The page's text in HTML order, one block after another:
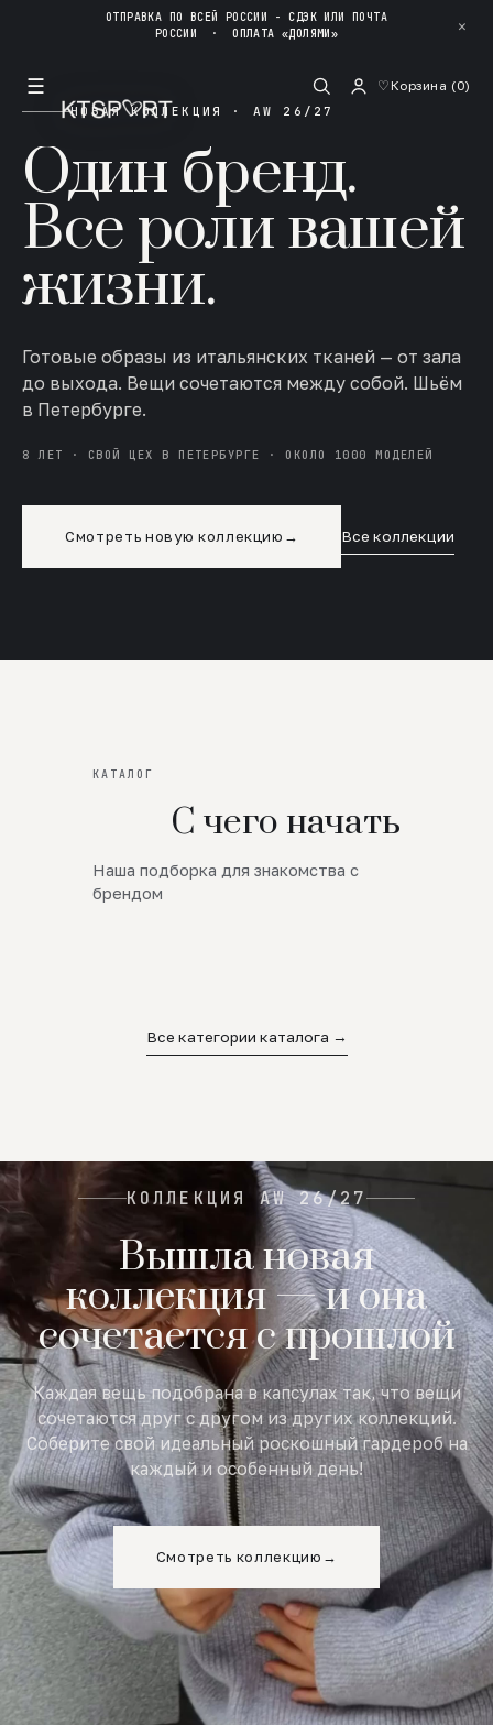
ОТПРАВКА ПО ВСЕЙ РОССИИ - СДЭК ИЛИ ПОЧТА
РОССИИ ·ОПЛАТА «ДОЛЯМИ» ✕
☰ ♡Корзина (0)
НОВАЯ КОЛЛЕКЦИЯ · AW 26/27
Один бренд.
Все роли вашей
жизни.
Готовые образы из итальянских тканей — от зала
до выхода. Вещи сочетаются между собой. Шьём
в Петербурге.
8 ЛЕТ · СВОЙ ЦЕХ В ПЕТЕРБУРГЕ · ОКОЛО 1000 МОДЕЛЕЙ
Смотреть новую коллекцию → Все коллекции
КАТАЛОГ
С чего начать
Наша подборка для знакомства с
брендом
Новинки
SALE
Все категории каталога →
КОЛЛЕКЦИЯ AW 26/27
Вышла новая
коллекция — и она
сочетается с прошлой
Каждая вещь подобрана в капсулах так, что вещи
сочетаются друг с другом из других коллекций.
Соберите свой идеальный роскошный гардероб на
каждый и особенный день!
Смотреть коллекцию →